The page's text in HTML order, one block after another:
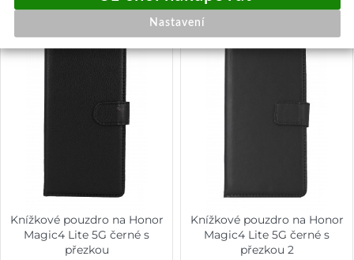
Knížkové pouzdro na Honor
Magic4 Lite 5G černé s
přezkou
Knížkové pouzdro na Honor
Magic4 Lite 5G černé s
přezkou 2
Nastavení